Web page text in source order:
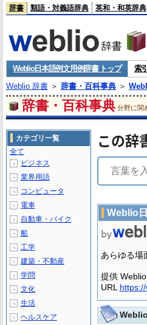
辞書 類語・対義語辞典 英和・和英辞典
Weblio日本語例文用例辞書 トップ
索引
Weblio 辞書＞ 辞書・百科事典＞
辞書・百科事典 分野に関
この辞
Weblio
あらゆる場
提供 Weblio
URL
カテゴリ一覧
全て
＋ ビジネス
＋ 業界用語
＋ コンピュータ
＋ 電車
＋ 自動車・バイク
＋ 船
＋ 工学
＋ 建築・不動産
＋ 学問
＋ 文化
＋ 生活
＋ ヘルスケア